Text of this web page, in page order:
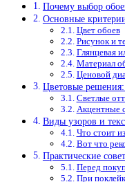
Почему выбор
Основные
Цвет обоев
Рисунок и
Глянцевая
Материал
Ценовой
Цветовые
Светлые
Акцентные
Виды узоров и
Что стоит
Вот что
Практические
Перед
При